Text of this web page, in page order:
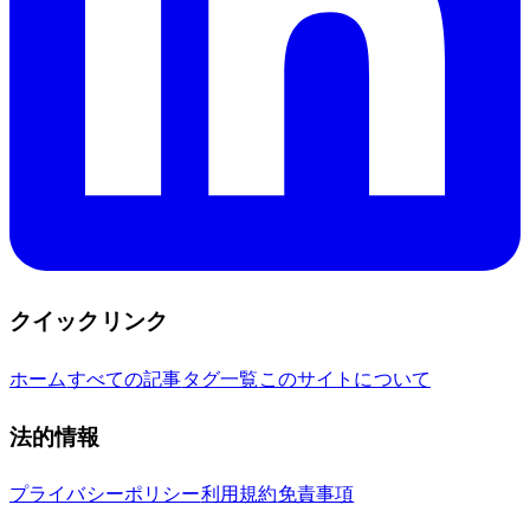
クイックリンク
ホームすべての記事タグ一覧 このサイトについて
法的情報
プライバシーポリシー利用規約免責事項